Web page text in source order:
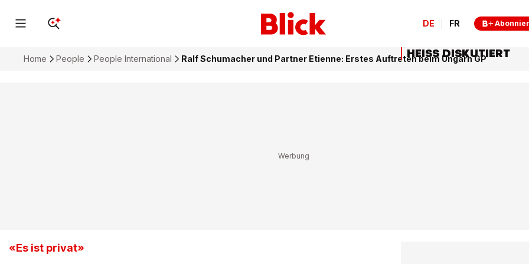
DE FR
Home People People International Ralf Schumacher und Partner Etienne: Erstes Auftreten beim Ungarn GP
«Es ist privat»
HEISS DISKUTIERT